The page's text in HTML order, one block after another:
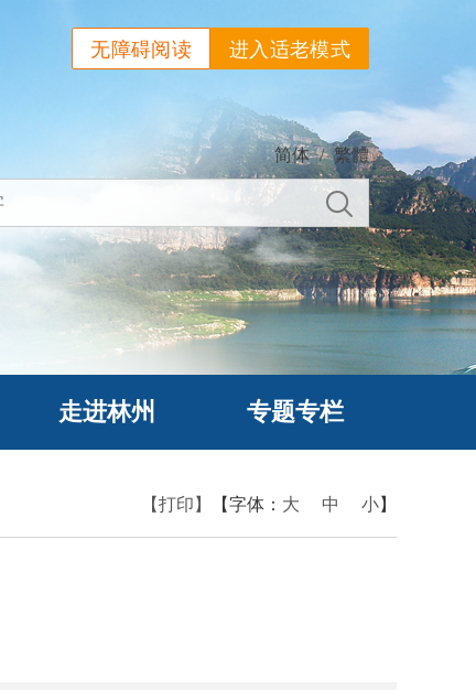
进入适老模式
无障碍阅读
简体 / 繁體
走进林州 专题专栏
【打印】 【字体： 大 中 小】